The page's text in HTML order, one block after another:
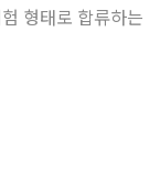
형태로 합류하는